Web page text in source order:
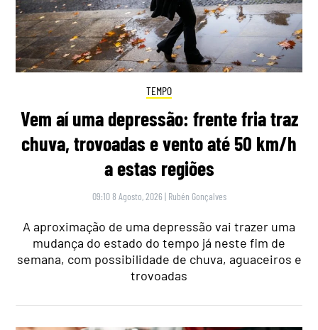
TEMPO
Vem aí uma depressão: frente fria traz
chuva, trovoadas e vento até 50 km/h
a estas regiões
09:10 8 Agosto, 2026 | Rubén Gonçalves
A aproximação de uma depressão vai trazer uma
mudança do estado do tempo já neste fim de
semana, com possibilidade de chuva, aguaceiros e
trovoadas